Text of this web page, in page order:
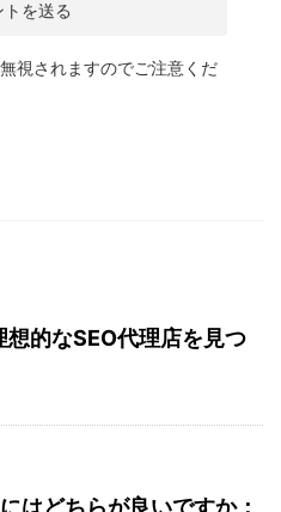
視されますのでご注意くだ
想的なSEO代理店を見つ
はどちらが良いですか：